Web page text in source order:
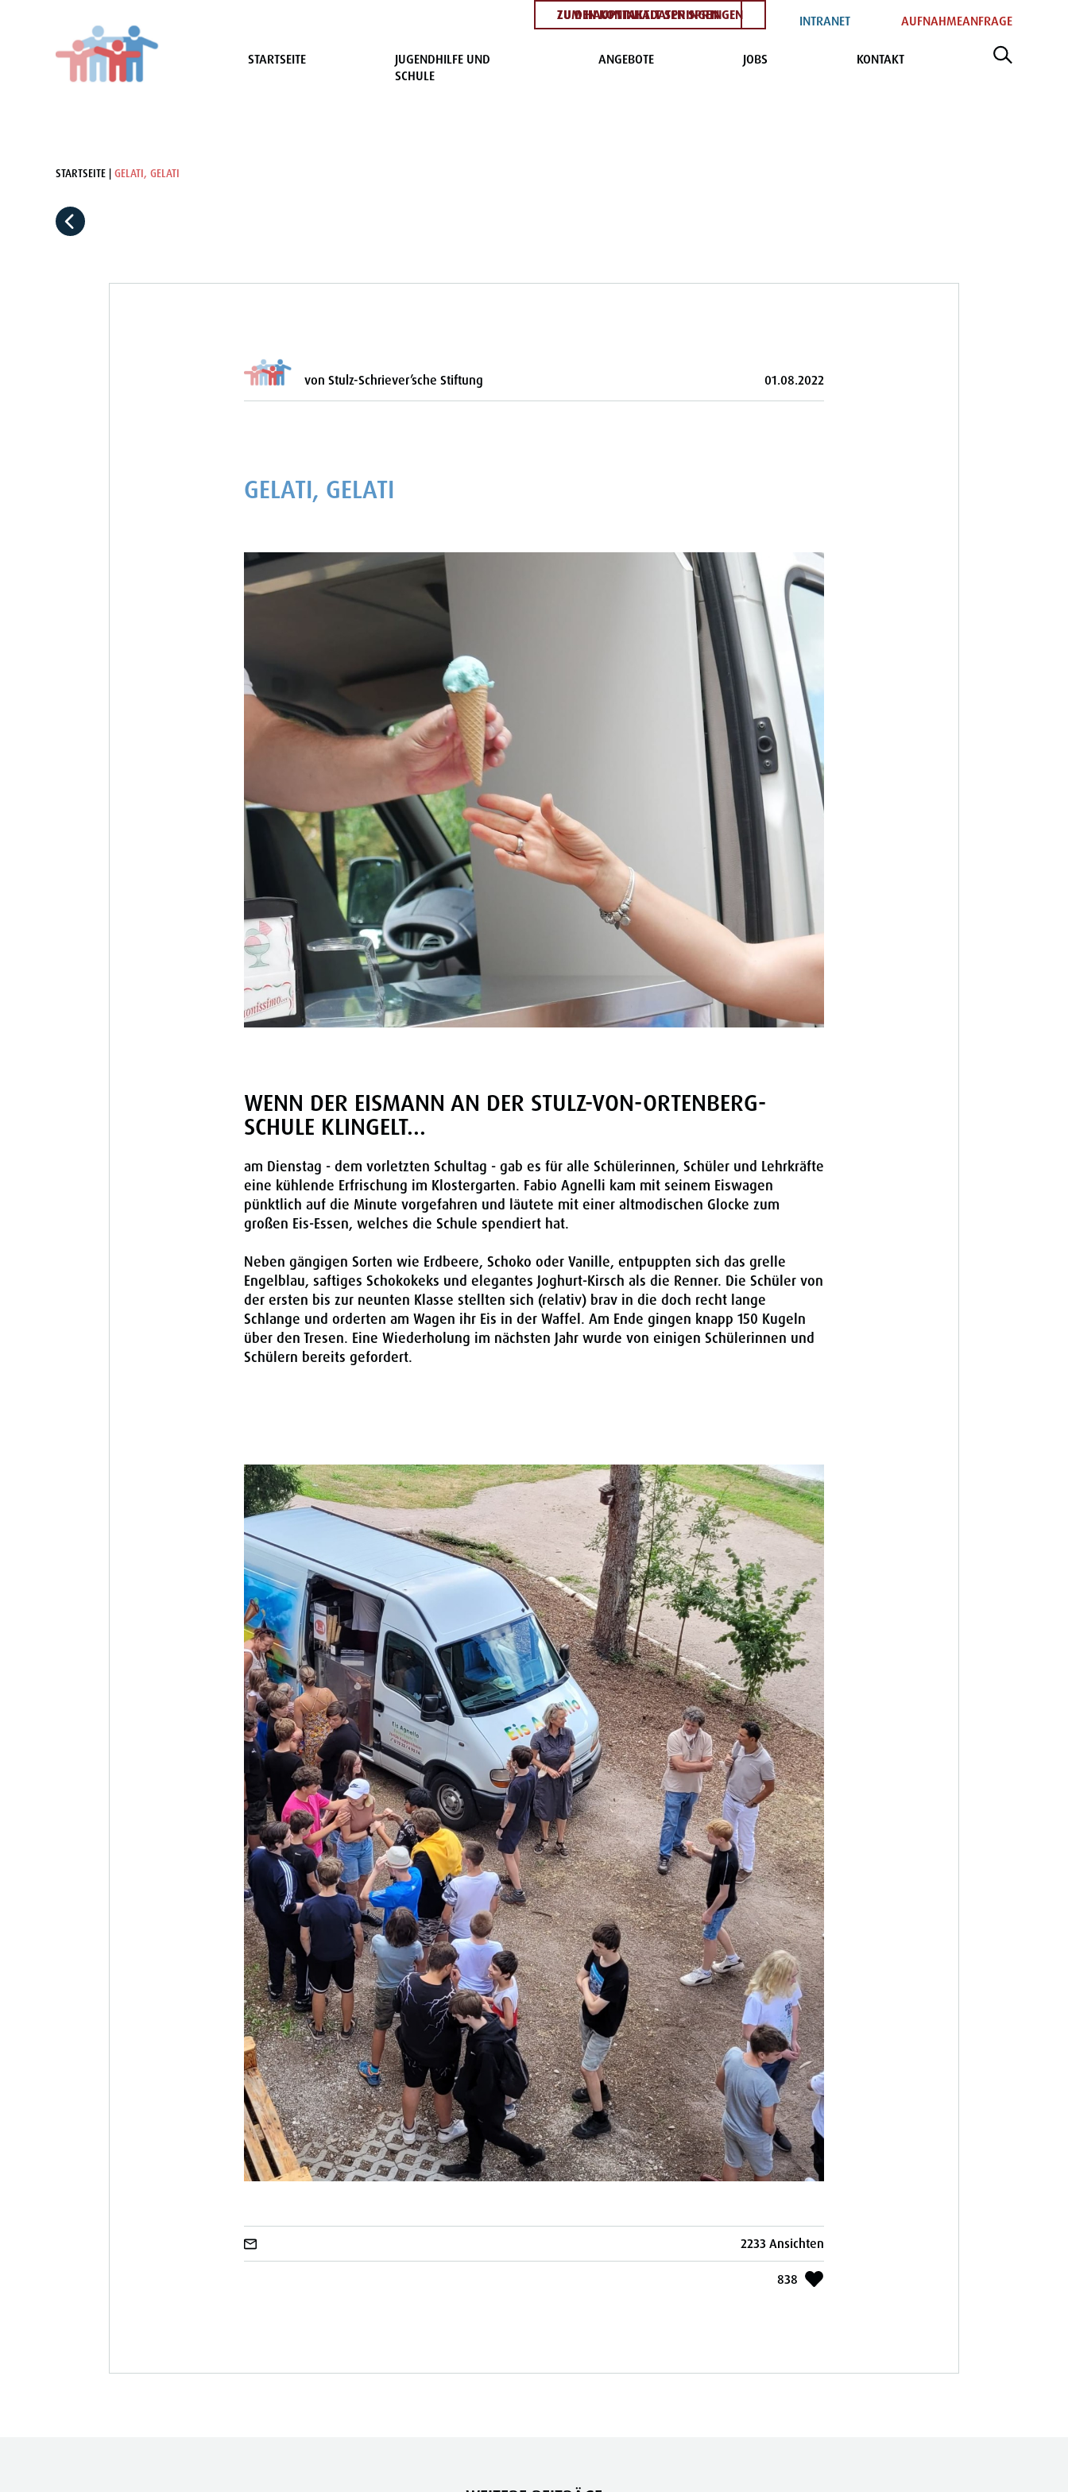
ZUM HAUPTINHALT SPRINGEN
ZU DEN KONTAKTDATEN SPRINGEN INTRANET AUFNAHMEANFRAGE
STARTSEITE
JUGENDHILFE UND
SCHULE
ANGEBOTE JOBS KONTAKT
STARTSEITE GELATI, GELATI
von Stulz-Schriever’sche Stiftung 01.08.2022
GELATI, GELATI
WENN DER EISMANN AN DER STULZ-VON-ORTENBERG-
SCHULE KLINGELT...
am Dienstag - dem vorletzten Schultag - gab es für alle Schülerinnen, Schüler und Lehrkräfte
eine kühlende Erfrischung im Klostergarten. Fabio Agnelli kam mit seinem Eiswagen
pünktlich auf die Minute vorgefahren und läutete mit einer altmodischen Glocke zum
großen Eis-Essen, welches die Schule spendiert hat.
Neben gängigen Sorten wie Erdbeere, Schoko oder Vanille, entpuppten sich das grelle
Engelblau, saftiges Schokokeks und elegantes Joghurt-Kirsch als die Renner. Die Schüler von
der ersten bis zur neunten Klasse stellten sich (relativ) brav in die doch recht lange
Schlange und orderten am Wagen ihr Eis in der Waffel. Am Ende gingen knapp 150 Kugeln
über den Tresen. Eine Wiederholung im nächsten Jahr wurde von einigen Schülerinnen und
Schülern bereits gefordert.
2233 Ansichten
838